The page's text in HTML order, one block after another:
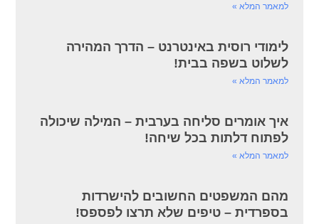
למאמר המלא »
לימודי רוסית באינטרנט – הדרך המהירה
לשלוט בשפה בבית!
למאמר המלא »
איך אומרים סליחה בערבית – המילה שיכולה
לפתוח דלתות בכל שיחה!
למאמר המלא »
מהם המשפטים החשובים להישרדות
בספרדית – טיפים שלא תרצו לפספס!